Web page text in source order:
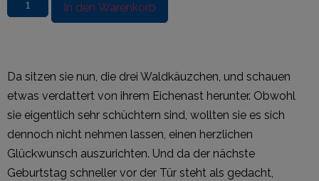
In den Warenkorb
Da sitzen sie nun, die drei Waldkäuzchen, und schauen
etwas verdattert von ihrem Eichenast herunter. Obwohl
sie eigentlich sehr schüchtern sind, wollten sie es sich
dennoch nicht nehmen lassen, einen herzlichen
Glückwunsch auszurichten. Und da der nächste
Geburtstag schneller vor der Tür steht als gedacht,